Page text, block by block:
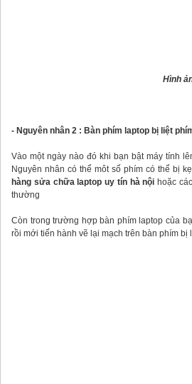
Hình
- Nguyên nhân 2 : Bàn phím laptop bị liệt
Vào một ngày nào đó khi bạn bật máy tính
Nguyên nhân có thể môt số phím có thể bị
hàng sửa chữa laptop uy tín hà nội hoặc các
thường
Còn trong trường hợp bàn phím laptop của
rồi mới tiến hành vẽ lại mạch trên bàn phím bị